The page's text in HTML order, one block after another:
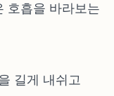
호흡을 바라보는
길게 내쉬고